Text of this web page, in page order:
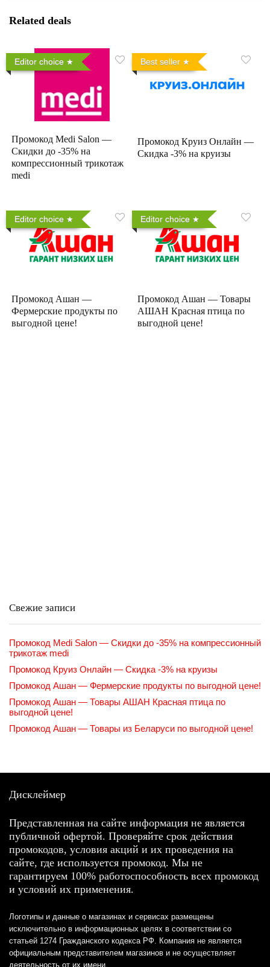
Related deals
Editor choice
Промокод Medi Salon —
Скидки до -35% на
компрессионный трикотаж
medi
Best seller
Промокод Круиз Онлайн —
Скидка -3% на круизы
Editor choice
Промокод Ашан —
Фермерские продукты по
выгодной цене!
Editor choice
Промокод Ашан — Товары
АШАН Красная птица по
выгодной цене!
Свежие записи
Промокод Medi Salon — Скидки до -35% на компрессионный
трикотаж medi
Промокод Круиз Онлайн — Скидка -3% на круизы
Промокод Ашан — Фермерские продукты по выгодной цене!
Промокод Ашан — Товары АШАН Красная птица по
выгодной цене!
Промокод Ашан — Товары из Беларуси по выгодной цене!
Дисклеймер
Представленная на сайте информация не является
публичной офертой. Проверяйте срок действия
промокодов, условия акций и их проведения на
сайте, где используется промокод. Мы не
гарантируем 100% работоспособность всех промокод
и условий их применения.
Логотипы и данные о магазинах и сервисах размещены
исключительно в информационных целях в соответствии со
статьей 1274 Гражданского кодекса РФ. Компания не является
официальным представителем магазинов и не осуществляет
деятельность от их имени.